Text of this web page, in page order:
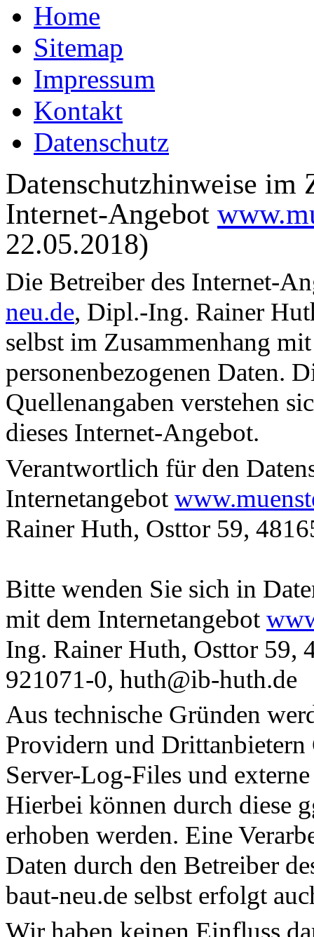
Home
Sitemap
Impressum
Kontakt
Datenschutz
Datenschutzhinweise im
Internet-Angebot
22.05.2018)
Die Betreiber des Internet-
neu.de, Dipl.-Ing. Rainer
selbst im Zusammenhang
personenbezogenen Daten.
Quellenangaben verstehen
dieses Internet-Angebot.
Verantwortlich für den
Internetangebot
Rainer Huth, Osttor 59,
Bitte wenden Sie sich in
mit dem Internetangebot
Ing. Rainer Huth, Osttor 59,
921071-0, huth@ib-huth.de
Aus technische Gründen
Providern und Drittanbietern
Server-Log-Files und
Hierbei können durch diese
erhoben werden. Eine
Daten durch den Betreiber
baut-neu.de selbst erfolgt
Wir haben keinen Einfluss